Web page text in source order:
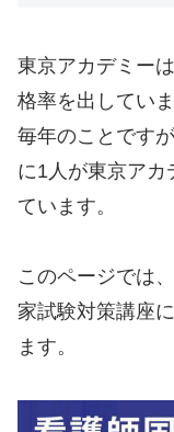
東京アカデミー
格率を出していま
毎年のことです
に1人が東京アカ
ています。
このページでは
家試験対策講座
ます。